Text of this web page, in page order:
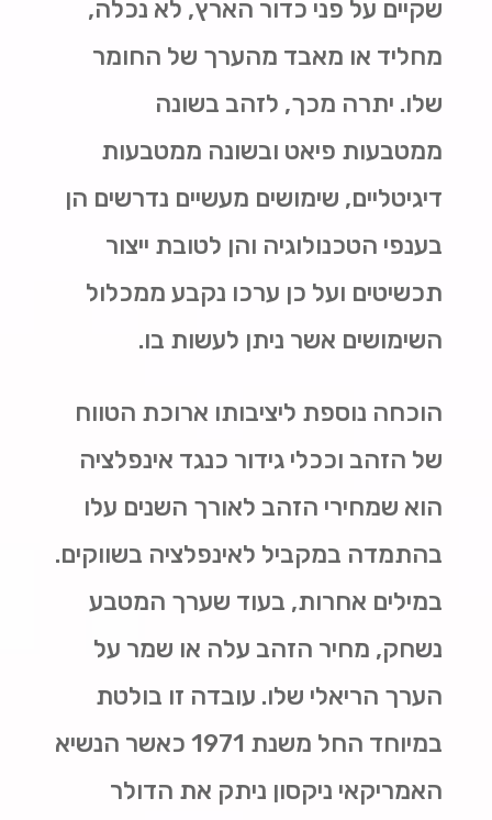
שקיים על פני כדור הארץ, לא נכלה,
מחליד או מאבד מהערך של החומר
שלו. יתרה מכך, לזהב בשונה
ממטבעות פיאט ובשונה ממטבעות
דיגיטליים, שימושים מעשיים נדרשים הן
בענפי הטכנולוגיה והן לטובת ייצור
תכשיטים ועל כן ערכו נקבע ממכלול
השימושים אשר ניתן לעשות בו.
הוכחה נוספת ליציבותו ארוכת הטווח
של הזהב וככלי גידור כנגד אינפלציה
הוא שמחירי הזהב לאורך השנים עלו
בהתמדה במקביל לאינפלציה בשווקים.
במילים אחרות, בעוד שערך המטבע
נשחק, מחיר הזהב עלה או שמר על
הערך הריאלי שלו. עובדה זו בולטת
במיוחד החל משנת 1971 כאשר הנשיא
האמריקאי ניקסון ניתק את הדולר